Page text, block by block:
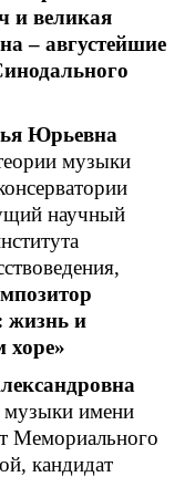
и великая
– августейшие
Юрьевна
музыки
научный
жизнь и
хоре»
музыки имени
Мемориального
кандидат